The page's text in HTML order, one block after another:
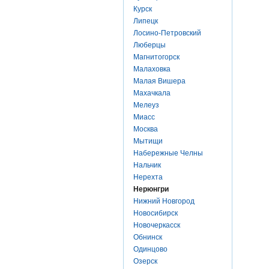
Курск
Липецк
Лосино-Петровский
Люберцы
Магнитогорск
Малаховка
Малая Вишера
Махачкала
Мелеуз
Миасс
Москва
Мытищи
Набережные Челны
Нальчик
Нерехта
Нерюнгри
Нижний Новгород
Новосибирск
Новочеркасск
Обнинск
Одинцово
Озерск